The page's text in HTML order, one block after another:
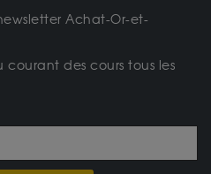
Achat-Or-et-
des cours tous les